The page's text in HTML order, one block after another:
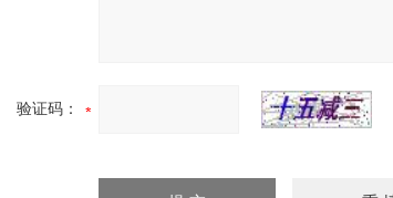
验证码：